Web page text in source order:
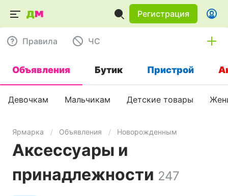
Регистрация
Правила ЧC
Объявления Бутик Пристрой
Девочкам Мальчикам Детские товары
Ярмарка Объявления Новорожденным
Аксессуары и
принадлежности 247